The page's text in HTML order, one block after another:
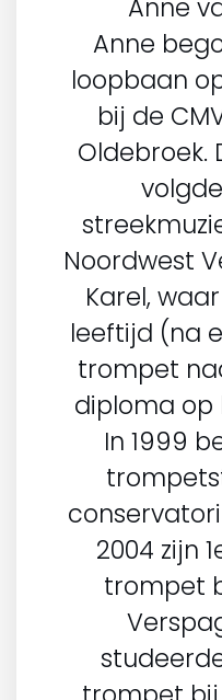
Anne
Anne
loopbaan
bij de
Oldebroek.
Noordwest
Karel,
leeftijd (na
trompet
diploma op
In 1999
2004 zijn
trompet